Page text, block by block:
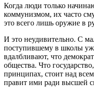
Когда люди только
коммунизмом, их часто
это всего лишь оружие в
И это неудивительно. С
поступившему в школы
вдалбливают, что
общества. Что
принципах, стоит над
правит ими ради высшей